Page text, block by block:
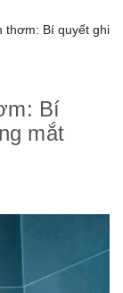
thơm: Bí quyết ghi
Bí
mắt